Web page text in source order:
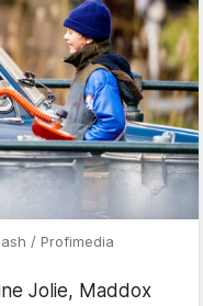
/ Profimedia
Jolie, Maddox